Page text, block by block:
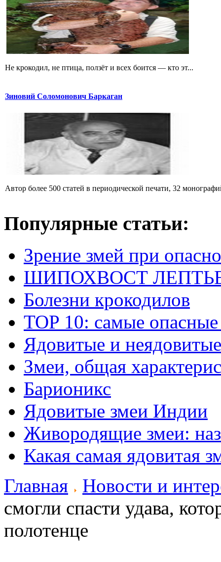
Не крокодил, не птица, ползёт и всех боится — кто эт...
Зиновий Соломонович Баркаган
Автор более 500 статей в периодической печати, 32
Популярные статьи:
Зрение змей при
ШИПОХВОСТ
Болезни крокодилов
TOP 10: самые
Ядовитые и
Змеи, общая
Барионикс
Ядовитые змеи Индии
Живородящие змеи:
Какая самая ядовитая
Главная
Новости и
смогли спасти удава,
полотенце